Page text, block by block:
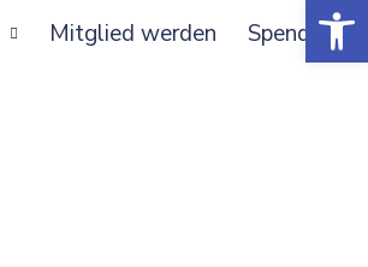
Mitglied werden Spenden